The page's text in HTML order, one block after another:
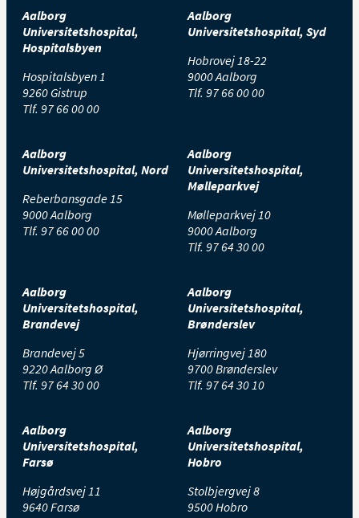
Aalborg
Universitetshospital,
Hospitalsbyen
Hospitalsbyen 1
9260 Gistrup
Tlf. 97 66 00 00
Aalborg
Universitetshospital, Syd
Hobrovej 18-22
9000 Aalborg
Tlf. 97 66 00 00
Aalborg
Universitetshospital, Nord
Reberbansgade 15
9000 Aalborg
Tlf. 97 66 00 00
Aalborg
Universitetshospital,
Mølleparkvej
Mølleparkvej 10
9000 Aalborg
Tlf. 97 64 30 00
Aalborg
Universitetshospital,
Brandevej
Brandevej 5
9220 Aalborg Ø
Tlf. 97 64 30 00
Aalborg
Universitetshospital,
Brønderslev
Hjørringvej 180
9700 Brønderslev
Tlf. 97 64 30 10
Aalborg
Universitetshospital,
Farsø
Højgårdsvej 11
9640 Farsø
Aalborg
Universitetshospital,
Hobro
Stolbjergvej 8
9500 Hobro